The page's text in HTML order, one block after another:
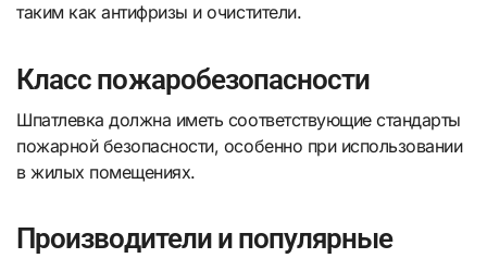
таким как антифризы и очистители.
Класс пожаробезопасности
Шпатлевка должна иметь соответствующие стандарты
пожарной безопасности, особенно при использовании
в жилых помещениях.
Производители и популярные